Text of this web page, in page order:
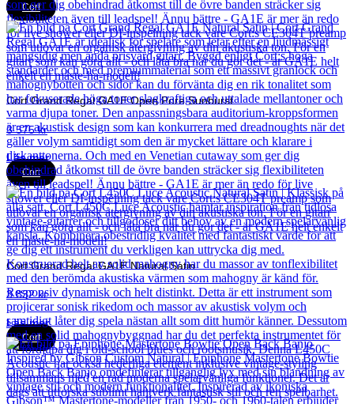
Cort
Cort Grand Regal GA1E Open Pore Sunburst
3 575kr
Läs mer
Cort
Cort Grand Regal GA1E Natural Satin
3 832kr
Läs mer
Cort